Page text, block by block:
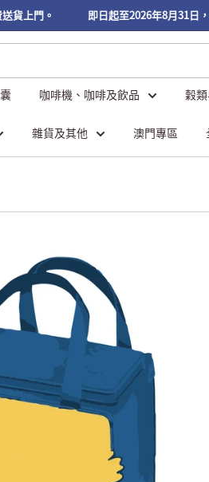
上門。 即日起至2026年8月31日
咖啡機、咖啡及飲品 穀
雜貨及其他 澳門專區